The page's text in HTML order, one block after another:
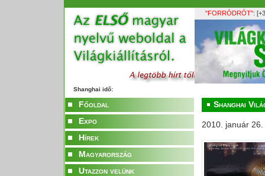
"FORRÓDRÓT":
Shanghai idő:
Főoldal
Expo
Hírek
Magyarország
Utazzon velünk
Shanghai
2010. január 26.